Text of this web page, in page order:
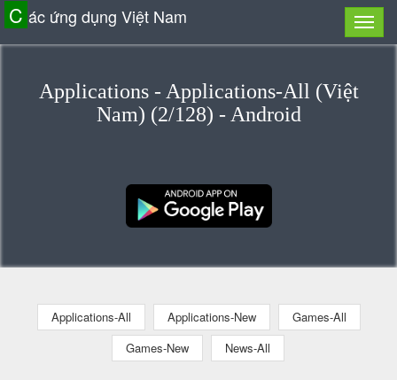
C ác ứng dụng Việt Nam
Applications - Applications-All (Việt
Nam) (2/128) - Android
Applications-All Applications-New
Games-All
Games-New
News-All